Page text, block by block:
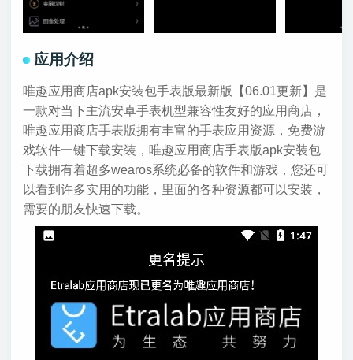
应用介绍
唯趣应用商店apk安装包手表版最新版【06.01更新】是
一款对当下主流安卓手表机型兼容性友好的应用商店，
唯趣应用商店手表版拥有丰富的手表应用资源，免费游
戏软件一键下载安装，唯趣应用商店手表版apk安装包
下载拥有着超多wearos系统必备的软件和游戏，您还可
以看到许多实用的功能，里面的各种资源都可以安装，
需要的朋友快速下载。